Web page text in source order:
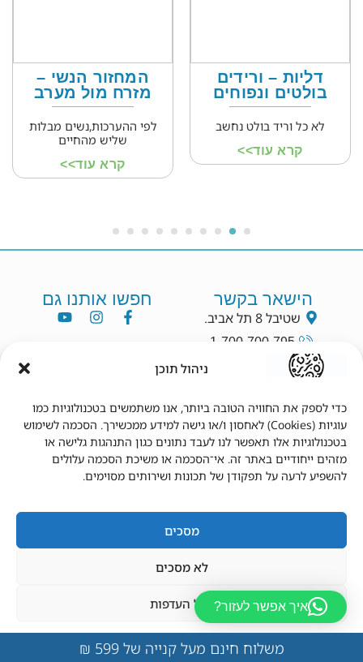
ניהול תוכן
כדי לספק את החוויה הטובה ביותר, אנו משתמשים בטכנולוגיות כמו
עוגיות (Cookies) לאחסון ו/או גישה למידע ממכשירך. הסכמה לשימוש
בטכנולוגיות אלו תאפשר לנו לעבד נתונים כגון התנהגות גלישה או
מזהים ייחודיים באתר זה. אי־הסכמה או משיכת הסכמה עלולים
להשפיע לרעה על תפקודן של תכונות ושירותים מסוימים.
מסכים
לא מסכים
נהל העדפות
מדיניות פרטיותמדיניות פרטיות
דליות – ורידים
בולטים ונפוחים
לא כל וריד בולט נחשב
קרא עוד>>
המחזור הנשי –
מזרח מול מערב
לפי ההערכות,נשים מבלות
שליש מהחיים
קרא עוד>>
הישאר בקשר
שטיבל 8 תל אביב.
1-700-700-795
info@dryang.co.il
חפשו אותנו גם
תנאי שימוש
תקנון
תנאי שימוש
מידע נוסף
צור קשר
מדיניות פרטיות
© 2026 כל הזכויות שמורות לד"ר יאנג.
עוצב ונבנה על ידיlizmiz
איך אפשר לעזור?
משלוח חינם מעל קנייה של 599 ₪